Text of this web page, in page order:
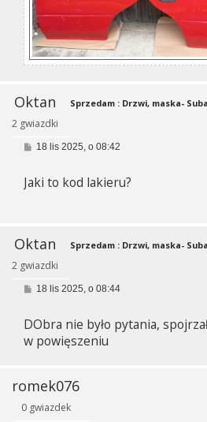
Oktan
2 gwiazdki
Sprzedam : Drzwi, maska-
P
t
18 lis 2025, o 08:42
Jaki to kod lakieru?
Oktan
2 gwiazdki
Sprzedam : Drzwi, maska-
P
t
18 lis 2025, o 08:44
DObra nie było pytania,
w powięszeniu
romek076
0 gwiazdek